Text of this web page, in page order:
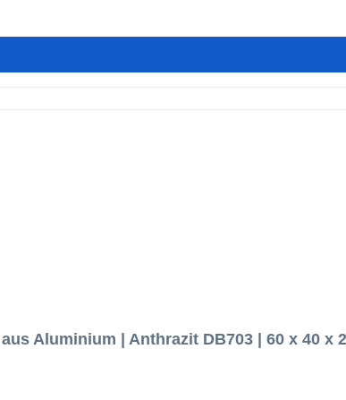
Aluminium | Anthrazit DB703 | 60 x 40 x